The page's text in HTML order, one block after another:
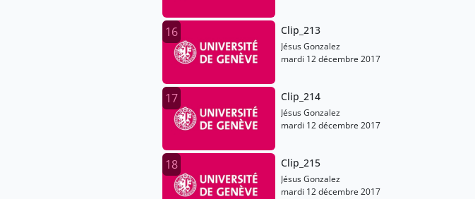
16 Clip_213
Jésus Gonzalez
mardi 12 décembre 2017
17 Clip_214
Jésus Gonzalez
mardi 12 décembre 2017
18 Clip_215
Jésus Gonzalez
mardi 12 décembre 2017